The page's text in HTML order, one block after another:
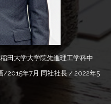
田大学大学院先進理工学科中
/2015年7月 同社社長 / 2022年5